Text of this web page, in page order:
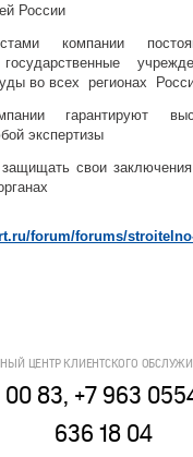
России
компании
государственные
во всех регионах
гарантируют
экспертизы
свои
forum/forums/
ЦЕНТР КЛИЕНТСКОГО
83, +7 963
636 18 04